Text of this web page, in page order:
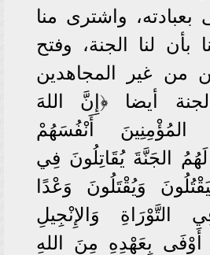
بعبادته، واشترى منا
بأن لنا الجنة، وفتح
من غير المجاهدين
أيضا ﴿إِنَّ اللهَ
أَنْفُسَهُمْ
الجَنَّةَ يُقَاتِلُونَ فِي
وَيُقْتَلُونَ وَعْدًا
التَّوْرَاةِ وَالإِنْجِيلِ
أَوْفَى بِعَهْدِهِ مِنَ اللهِ